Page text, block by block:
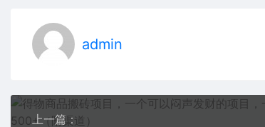
admin
上一篇：